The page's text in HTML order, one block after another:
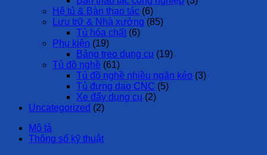
Hệ tủ & Bàn thao tác (6)
Lưu trữ & Nhà xưởng (85)
Tủ hóa chất (6)
Phụ kiện (19)
Bảng treo dụng cụ (19)
Tủ đồ nghề (61)
Tủ đồ nghề nhiều ngăn kéo (3)
Tủ đựng dao CNC (5)
Xe đẩy dụng cụ (2)
Uncategorized (2)
Mô tả
Thông số kỹ thuật